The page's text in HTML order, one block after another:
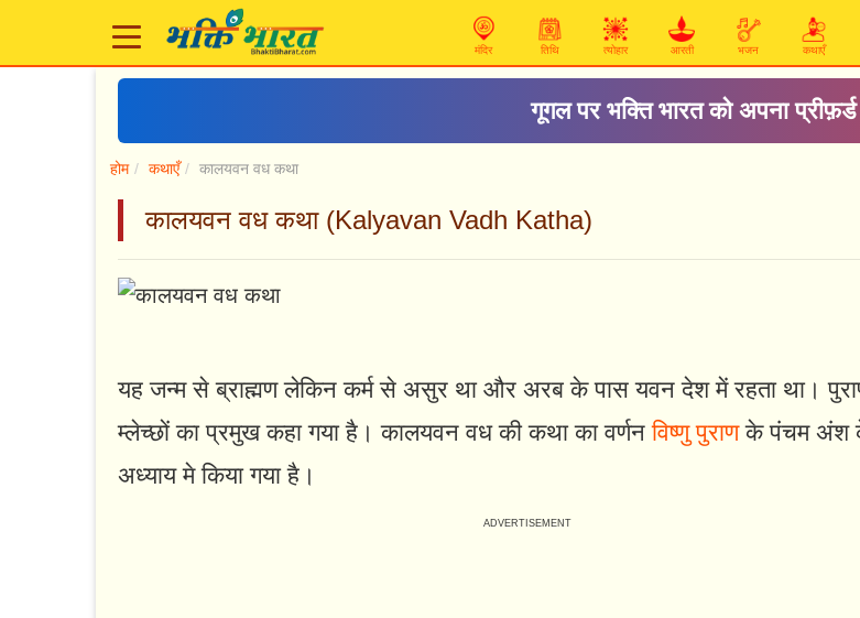
मंदिर तिथि त्योहार आरती भजन कथाएँ
गूगल पर भक्ति भारत को अपना प्रीफ़र्ड
होम कथाएँ कालयवन वध कथा
कालयवन वध कथा (Kalyavan Vadh Katha)
यह जन्म से ब्राह्मण लेकिन कर्म से असुर था और अरब के पास यवन देश में रहता था।
म्लेच्छों का प्रमुख कहा गया है। कालयवन वध की कथा का वर्णनविष्णु पुराणके पंचम अंश
अध्याय मे किया गया है।